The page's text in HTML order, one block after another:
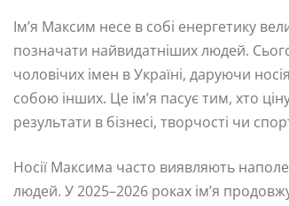
Ім’я Максим несе в собі енергетику
позначати найвидатніших людей.
чоловічих імен в Україні, даруючи
собою інших. Це ім’я пасує тим, хто
результати в бізнесі, творчості чи
Носії Максима часто виявляють
людей. У 2025–2026 роках ім’я